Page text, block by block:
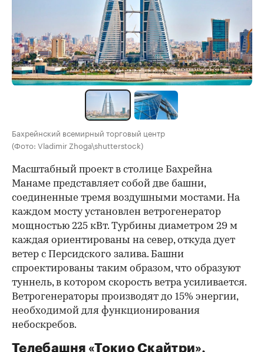
Бахрейнский всемирный торговый центр
(Фото: Vladimir Zhoga\shutterstock)
Масштабный проект в столице Бахрейна
Манаме представляет собой две башни,
соединенные тремя воздушными мостами. На
каждом мосту установлен ветрогенератор
мощностью 225 кВт. Турбины диаметром 29 м
каждая ориентированы на север, откуда дует
ветер с Персидского залива. Башни
спроектированы таким образом, что образуют
туннель, в котором скорость ветра усиливается.
Ветрогенераторы производят до 15% энергии,
необходимой для функционирования
небоскребов.
Телебашня «Токио Скайтри»,